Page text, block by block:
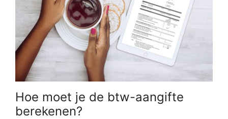
Hoe moet je de btw-aangifte
berekenen?